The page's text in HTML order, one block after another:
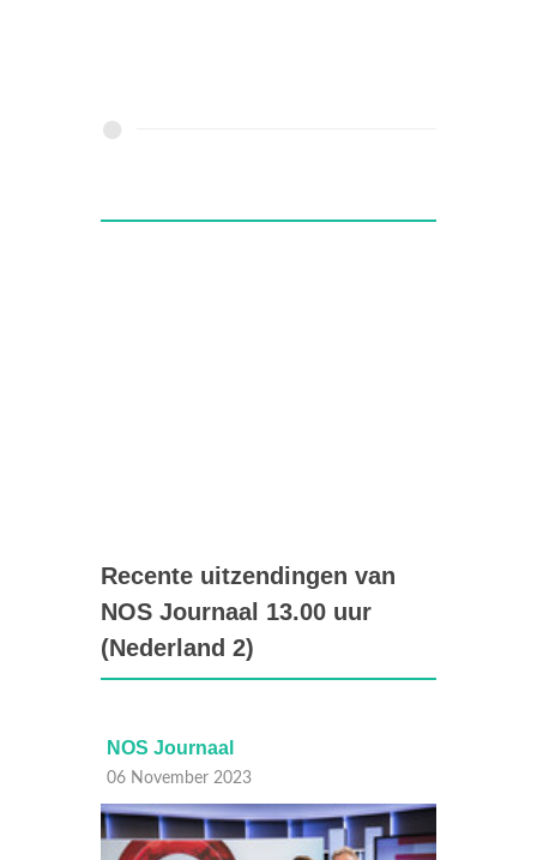
Recente uitzendingen van
NOS Journaal 13.00 uur
(Nederland 2)
NOS Journaal
06 November 2023